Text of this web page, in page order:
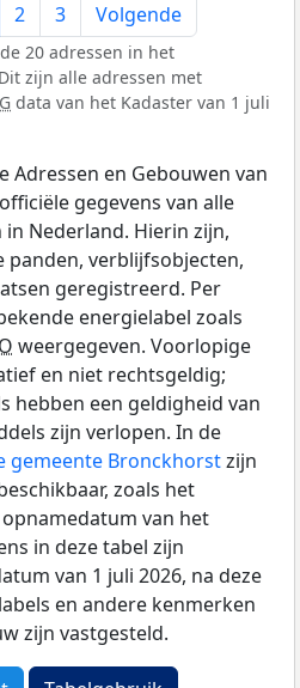
2 3 Volgende
20 adressen in het
zijn alle adressen met
data van het Kadaster van 1 juli
Adressen en Gebouwen van
gegevens van alle
Nederland. Hierin zijn,
panden, verblijfsobjecten,
geregistreerd. Per
energielabel zoals
weergegeven. Voorlopige
en niet rechtsgeldig;
hebben een geldigheid van
zijn verlopen. In de
gemeente Bronckhorstzijn
zoals het
van het
in deze tabel zijn
van 1 juli 2026, na deze
en andere kenmerken
zijn vastgesteld.